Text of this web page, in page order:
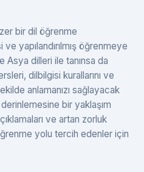
bir dil öğrenme
yapılandırılmış öğrenmeye
Asya dilleri ile tanınsa da
dilbilgisi kurallarını ve
anlamanızı sağlayacak
bir yaklaşım
ve artan zorluk
yolu tercih edenler için